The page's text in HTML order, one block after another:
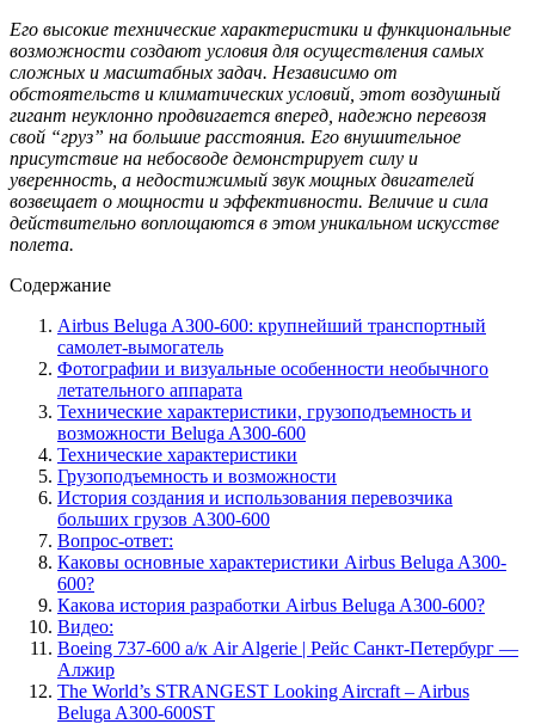
Его высокие технические характеристики и функциональные
возможности создают условия для осуществления самых
сложных и масштабных задач. Независимо от
обстоятельств и климатических условий, этот воздушный
гигант неуклонно продвигается вперед, надежно перевозя
свой “груз” на большие расстояния. Его внушительное
присутствие на небосводе демонстрирует силу и
уверенность, а недостижимый звук мощных двигателей
возвещает о мощности и эффективности. Величие и сила
действительно воплощаются в этом уникальном искусстве
полета.
Содержание
Airbus Beluga A300-600: крупнейший транспортный
самолет-вымогатель
Фотографии и визуальные особенности необычного
летательного аппарата
Технические характеристики, грузоподъемность и
возможности Beluga A300-600
Технические характеристики
Грузоподъемность и возможности
История создания и использования перевозчика
больших грузов A300-600
Вопрос-ответ:
Каковы основные характеристики Airbus Beluga A300-
600?
Какова история разработки Airbus Beluga A300-600?
Видео:
Boeing 737-600 а/к Air Algerie | Рейс Санкт-Петербург —
Алжир
The World’s STRANGEST Looking Aircraft – Airbus
Beluga A300-600ST